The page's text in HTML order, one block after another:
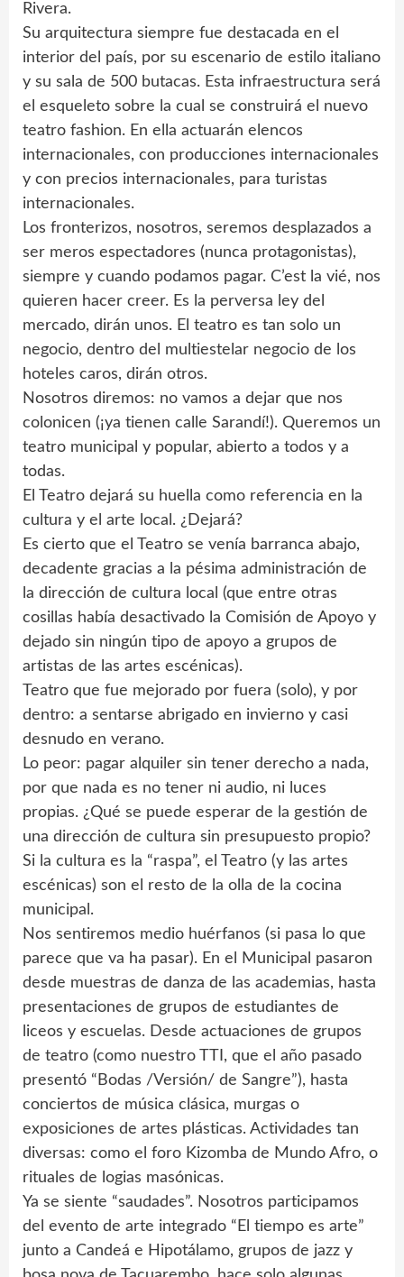
Rivera.
Su arquitectura siempre fue destacada en el
interior del país, por su escenario de estilo italiano
y su sala de 500 butacas. Esta infraestructura será
el esqueleto sobre la cual se construirá el nuevo
teatro fashion. En ella actuarán elencos
internacionales, con producciones internacionales
y con precios internacionales, para turistas
internacionales.
Los fronterizos, nosotros, seremos desplazados a
ser meros espectadores (nunca protagonistas),
siempre y cuando podamos pagar. C’est la vié, nos
quieren hacer creer. Es la perversa ley del
mercado, dirán unos. El teatro es tan solo un
negocio, dentro del multiestelar negocio de los
hoteles caros, dirán otros.
Nosotros diremos: no vamos a dejar que nos
colonicen (¡ya tienen calle Sarandí!). Queremos un
teatro municipal y popular, abierto a todos y a
todas.
El Teatro dejará su huella como referencia en la
cultura y el arte local. ¿Dejará?
Es cierto que el Teatro se venía barranca abajo,
decadente gracias a la pésima administración de
la dirección de cultura local (que entre otras
cosillas había desactivado la Comisión de Apoyo y
dejado sin ningún tipo de apoyo a grupos de
artistas de las artes escénicas).
Teatro que fue mejorado por fuera (solo), y por
dentro: a sentarse abrigado en invierno y casi
desnudo en verano.
Lo peor: pagar alquiler sin tener derecho a nada,
por que nada es no tener ni audio, ni luces
propias. ¿Qué se puede esperar de la gestión de
una dirección de cultura sin presupuesto propio?
Si la cultura es la “raspa”, el Teatro (y las artes
escénicas) son el resto de la olla de la cocina
municipal.
Nos sentiremos medio huérfanos (si pasa lo que
parece que va ha pasar). En el Municipal pasaron
desde muestras de danza de las academias, hasta
presentaciones de grupos de estudiantes de
liceos y escuelas. Desde actuaciones de grupos
de teatro (como nuestro TTI, que el año pasado
presentó “Bodas /Versión/ de Sangre”), hasta
conciertos de música clásica, murgas o
exposiciones de artes plásticas. Actividades tan
diversas: como el foro Kizomba de Mundo Afro, o
rituales de logias masónicas.
Ya se siente “saudades”. Nosotros participamos
del evento de arte integrado “El tiempo es arte”
junto a Candeá e Hipotálamo, grupos de jazz y